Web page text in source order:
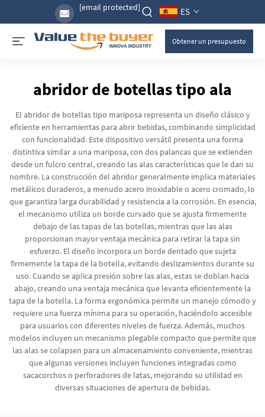
[email protected] ES
Obtener un presupuesto
abridor de botellas tipo ala
El abridor de botellas tipo mariposa representa un diseño clásico y
eficiente en herramientas para abrir bebidas, combinando simplicidad
con funcionalidad. Este dispositivo versátil presenta una forma
distintiva similar a una mariposa, con dos palancas que se extienden
desde un fulcro central, creando las alas características que le dan su
nombre. La construcción del abridor generalmente implica materiales
metálicos duraderos, a menudo acero inoxidable o acero cromado, lo
que garantiza larga durabilidad y resistencia a la corrosión. En esencia,
el mecanismo utiliza un borde curvado que se ajusta firmemente
debajo de las tapas de las botellas, mientras que las alas
proporcionan mayor ventaja mecánica para retirar la tapa sin
esfuerzo. El diseño incorpora un borde dentado que sujeta
firmemente la tapa de la botella, evitando deslizamientos durante su
uso. Cuando se aplica presión sobre las alas, estas se doblan hacia
abajo, creando una ventaja mecánica que levanta eficientemente la
tapa de la botella. La forma ergonómica permite un manejo cómodo y
requiere una fuerza mínima para su operación, haciéndolo accesible
para usuarios con diferentes niveles de fuerza. Además, muchos
modelos incluyen un mecanismo plegable compacto que permite que
las alas se colapsen para un almacenamiento conveniente, mientras
que algunas versiones incluyen funciones integradas como
sacacorchos o perforadores de latas, mejorando su utilidad en
diversas situaciones de apertura de bebidas.